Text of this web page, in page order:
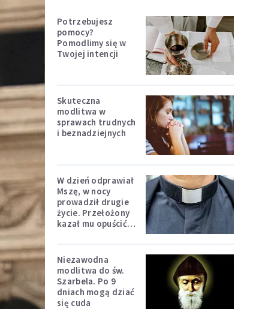
Potrzebujesz
pomocy?
Pomodlimy się w
Twojej intencji
Skuteczna
modlitwa w
sprawach trudnych
i beznadziejnych
W dzień odprawiał
Mszę, w nocy
prowadził drugie
życie. Przełożony
kazał mu opuścić
Niezawodna
modlitwa do św.
Szarbela. Po 9
dniach mogą dziać
się cuda